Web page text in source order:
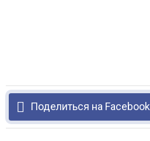
Поделиться на Facebook